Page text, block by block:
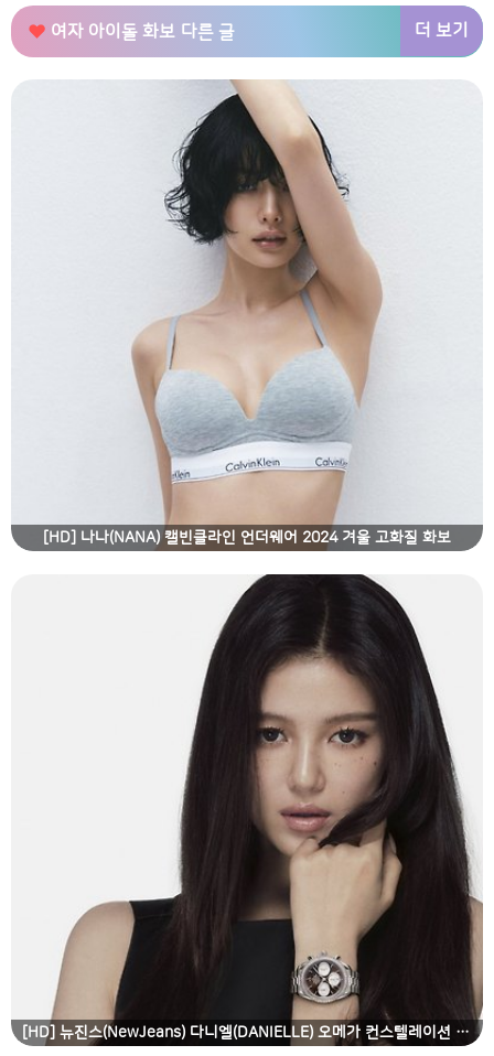
여자 아이돌 화보 다른 글 더 보기
[HD] 나나(NANA) 캘빈클라인 언더웨어 2024 겨울 고화질 화보
[HD] 뉴진스(NewJeans) 다니엘(DANIELLE) 오메가 컨스텔레이션 & 스피드마스터 고화질 화보